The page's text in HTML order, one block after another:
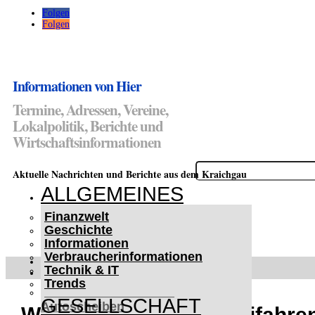
Folgen
Folgen
Informationen von Hier
Termine, Adressen, Vereine,
Lokalpolitik, Berichte und
Wirtschaftsinformationen
Suchen
nach:
Aktuelle Nachrichten und Berichte aus dem Kraichgau
ALLGEMEINES
Finanzwelt
Geschichte
Informationen
Verbraucherinformationen
Technik & IT
Trends
GESELLSCHAFT
WETTERWARNUNGEN
WINTER IM KRAICHGAU
Lifehacks für vereiste
Autoscheiben